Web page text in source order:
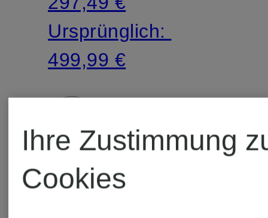
Ursprünglich:
499,99 €
Ihre Zustimmung
Cookies